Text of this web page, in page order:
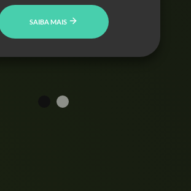
SAIBA MAIS